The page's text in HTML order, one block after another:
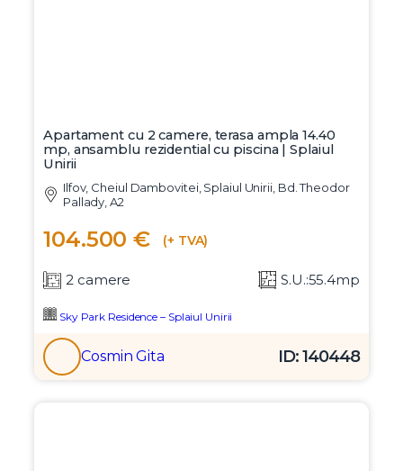
Apartament cu 2 camere, terasa ampla 14.40
mp, ansamblu rezidential cu piscina | Splaiul
Unirii
Ilfov, Cheiul Dambovitei, Splaiul Unirii, Bd. Theodor
Pallady, A2
104.500 € (+ TVA)
2 camere S.U.:55.4mp
Sky Park Residence – Splaiul Unirii
Cosmin Gita ID: 140448